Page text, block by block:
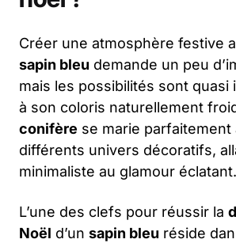
Créer une atmosphère festive
sapin bleu demande un peu
mais les possibilités sont quasi
à son coloris naturellement
conifère se marie parfaitement
différents univers décoratifs,
minimaliste au glamour éclatant.
L’une des clefs pour réussir la
Noël d’un sapin bleu réside